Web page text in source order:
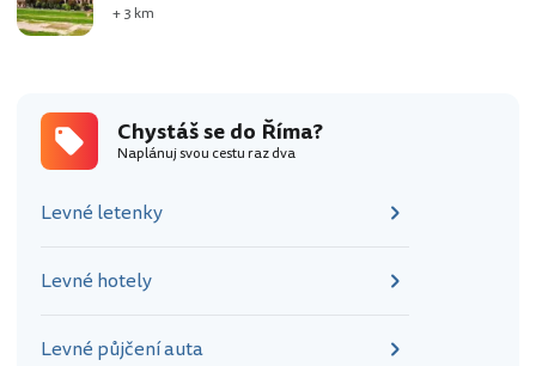
+ 3 km
Chystáš se do Říma?
Naplánuj svou cestu raz dva
Levné letenky
Levné hotely
Levné půjčení auta